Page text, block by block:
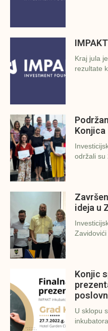
Kraj jula
rezultate
Konjica
održali su
ideja u
Konjic
U sklopu